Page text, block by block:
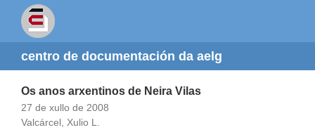
centro de documentación da aelg
Os anos arxentinos de Neira Vilas
27 de xullo de 2008
Valcárcel, Xulio L.